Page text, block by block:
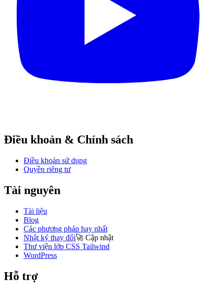
Điều khoản & Chính sách
Điều khoản sử dụng
Quyền riêng tư
Tài nguyên
Tài liệu
Blog
Các phương pháp hay nhất
Nhật ký thay đổi🚀 Cập nhật
Thư viện lớp CSS Tailwind
WordPress
Hỗ trợ